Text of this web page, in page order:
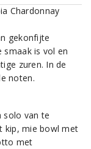
gekonfijte
is vol en
zuren. In de
noten.
solo van te
kip, mie bowl met
met